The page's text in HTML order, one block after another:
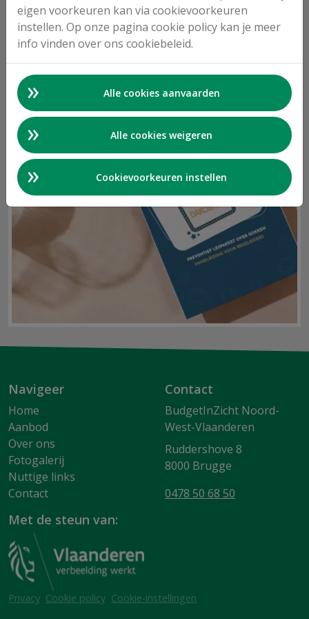
Navigeer
Home
Aanbod
Over ons
Fotogalerij
Nuttige links
Contact
Contact
BudgetInZicht Noord-
West-Vlaanderen
Ruddershove 8
8000 Brugge
0478 50 68 50
Met de steun van:
Privacy Cookie policy Cookie-instellingen
eigen voorkeuren kan via cookievoorkeuren
instellen. Op onze pagina cookie policy kan je meer
info vinden over ons cookiebeleid.
Alle cookies aanvaarden
Alle cookies weigeren
Cookievoorkeuren instellen